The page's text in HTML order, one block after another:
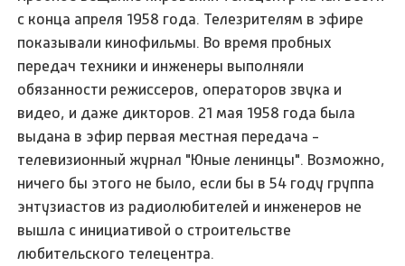
с конца апреля 1958 года. Телезрителям в эфире
показывали кинофильмы. Во время пробных
передач техники и инженеры выполняли
обязанности режиссеров, операторов звука и
видео, и даже дикторов. 21 мая 1958 года была
выдана в эфир первая местная передача -
телевизионный журнал "Юные ленинцы". Возможно,
ничего бы этого не было, если бы в 54 году группа
энтузиастов из радиолюбителей и инженеров не
вышла с инициативой о строительстве
любительского телецентра.